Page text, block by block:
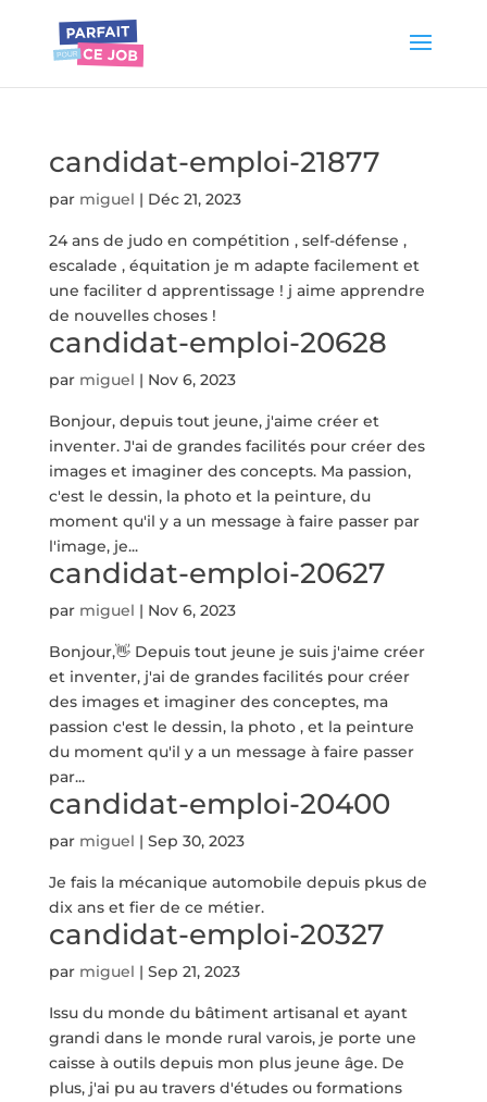
candidat-emploi-21877
par miguel | Déc 21, 2023
24 ans de judo en compétition , self-défense ,
escalade , équitation je m adapte facilement et
une faciliter d apprentissage ! j aime apprendre
de nouvelles choses !
candidat-emploi-20628
par miguel | Nov 6, 2023
Bonjour, depuis tout jeune, j'aime créer et
inventer. J'ai de grandes facilités pour créer des
images et imaginer des concepts. Ma passion,
c'est le dessin, la photo et la peinture, du
moment qu'il y a un message à faire passer par
l'image, je...
candidat-emploi-20627
par miguel | Nov 6, 2023
Bonjour,👋 Depuis tout jeune je suis j'aime créer
et inventer, j'ai de grandes facilités pour créer
des images et imaginer des conceptes, ma
passion c'est le dessin, la photo , et la peinture
du moment qu'il y a un message à faire passer
par...
candidat-emploi-20400
par miguel | Sep 30, 2023
Je fais la mécanique automobile depuis pkus de
dix ans et fier de ce métier.
candidat-emploi-20327
par miguel | Sep 21, 2023
Issu du monde du bâtiment artisanal et ayant
grandi dans le monde rural varois, je porte une
caisse à outils depuis mon plus jeune âge. De
plus, j'ai pu au travers d'études ou formations